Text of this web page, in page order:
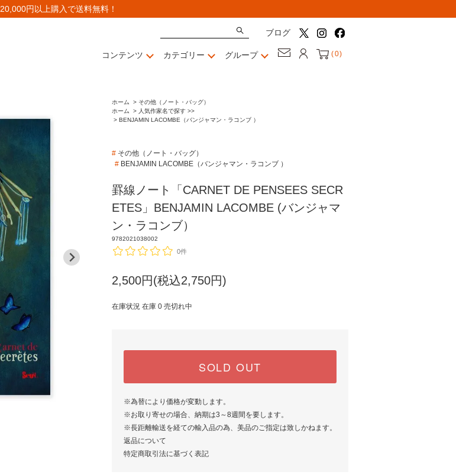
20,000円以上購入で送料無料！
ブログ
コンテンツ カテゴリー グループ (0)
ホーム > その他（ノート・バッグ）
ホーム
> 人気作家名で探す >>
> BENJAMIN LACOMBE（バンジャマン・ラコンブ ）
# その他（ノート・バッグ）
# BENJAMIN LACOMBE（バンジャマン・ラコンブ ）
罫線ノート「CARNET DE PENSEES SECR
ETES」BENJAMIN LACOMBE (バンジャマ
ン・ラコンブ）
9782021038002
0件
2,500円(税込2,750円)
在庫状況 在庫 0 売切れ中
SOLD OUT
※為替により価格が変動します。
※お取り寄せの場合、納期は3～8週間を要します。
※長距離輸送を経ての輸入品の為、美品のご指定は致しかねます。
返品について
特定商取引法に基づく表記